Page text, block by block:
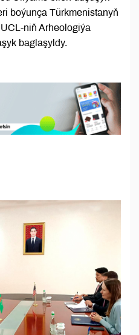
boýunça Türkmenistanyň
niň Arheologiýa
baglaşyldy.